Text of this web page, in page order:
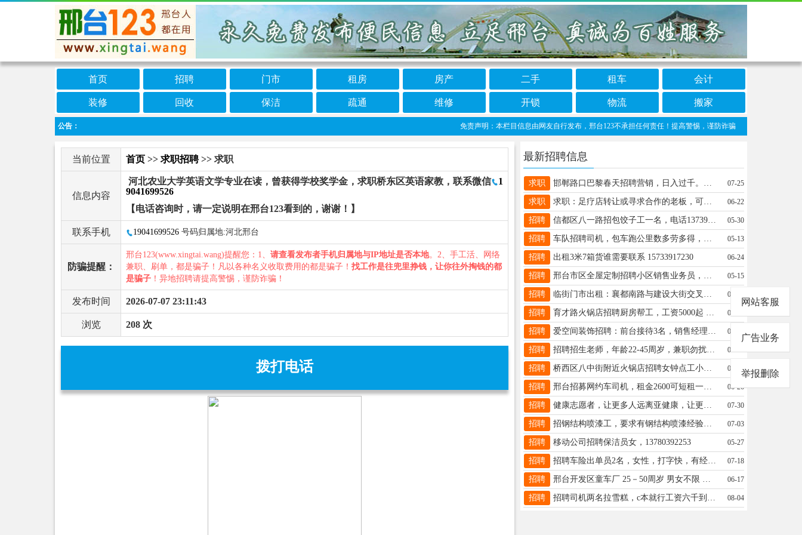
首页 招聘 门市 租房 房产 二手 租车 会计
装修 回收 保洁 疏通 维修 开锁 物流 搬家
公告： 免责声明：本栏目信息由网友自行发布，邢台123不承担任何责任！提高警惕，谨防诈骗！做推广、做信息置顶
当前位置 首页 >> 求职招聘>> 求职
信息内容
河北农业大学英语文学专业在读，曾获得学校奖学金，求职桥东区英语家教，联系微信
1
9041699526
【电话咨询时，请一定说明在邢台123看到的，谢谢！】
联系手机 19041699526 号码归属地:河北邢台
防骗提醒：
邢台123(www.xingtai.wang)提醒您：1、 请查看发布者手机归属地与IP地址是否本地。2、手工活、网络
兼职、刷单，都是骗子！凡以各种名义收取费用的都是骗子！ 找工作是往兜里挣钱，让你往外掏钱的都
是骗子 ！异地招聘请提高警惕，谨防诈骗！
发布时间 2026-07-07 23:11:43
浏览 208 次
拨打电话
最新招聘信息
求职 邯郸路口巴黎春天招聘营销，日入过千。生意稳定。有意向电话联系☎️☎️18131996062 07-25
求职 求职：足疗店转让或寻求合作的老板，可以联系15132989925 06-22
招聘 信都区八一路招包饺子工一名，电话13739682341 05-30
招聘 车队招聘司机，包车跑公里数多劳多得，长期有活有意可以联系13031927323 05-13
招聘 出租3米7箱货谁需要联系 15733917230 06-24
招聘 邢台市区全屋定制招聘小区销售业务员，有底薪提成时间自由15303194150 05-15
招聘 临街门市出租：襄都南路与建设大街交叉口北行五十米路母家场小区对过，适合各种行业经营35平方，电话17731991546 07-26
招聘 育才路火锅店招聘厨房帮工，工资5000起 另招兼职，（5点左右到11点，工资面议 招聘电话，15097973800 07-25
招聘 爱空间装饰招聘：前台接待3名，销售经理5名，全案设计师3名，工资3000-11000，电话15373202772 08-02
招聘 招聘招生老师，年龄22-45周岁，兼职勿扰，工作内容以打电话为主，有五险，位置在新世纪附近 18034094936 07-30
招聘 桥西区八中街附近火锅店招聘女钟点工小时工，工资日结，电话15614261215 08-01
招聘 邢台招募网约车司机，租金2600可短租一个月起手续齐全，长租有优惠，每天流水自提到卡不限制平台17692969067 06-26
招聘 健康志愿者，让更多人远离亚健康，让更多人身体健康，生活更美好。健康赛道，帮助别人，成就自己。19831391887 07-30
招聘 招钢结构喷漆工，要求有钢结构喷漆经验会开天车，没干过钢结构喷漆的勿扰，电话13363741822 07-03
招聘 移动公司招聘保洁员女，13780392253 05-27
招聘 招聘车险出单员2名，女性，打字快，有经验者优先，有法定节假日和公休，交五险！18832979995 07-18
招聘 邢台开发区童车厂 25－50周岁 男女不限 组装工150/天 长白班管吃住 联系19131136461 06-17
招聘 招聘司机两名拉雪糕，c本就行工资六千到八千左右电话19933201587 08-04
网站客服
广告业务
举报删除